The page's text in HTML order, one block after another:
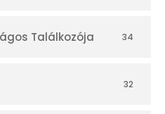
Találkozója 34
32